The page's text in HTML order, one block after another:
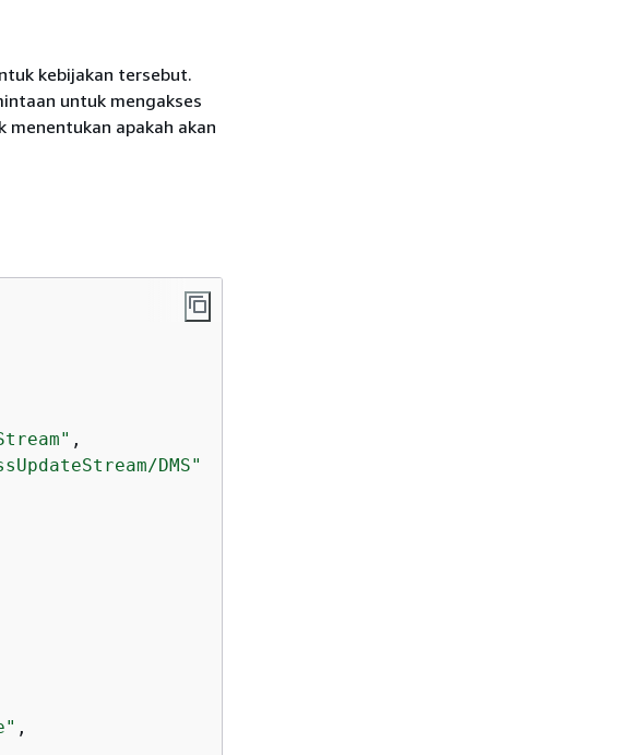
kebijakan tersebut.
untuk mengakses
menentukan apakah akan
,
DMS"
,